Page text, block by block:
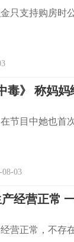
只支持购房时
毒》 称妈
节目中她也首
03
营正常，不存